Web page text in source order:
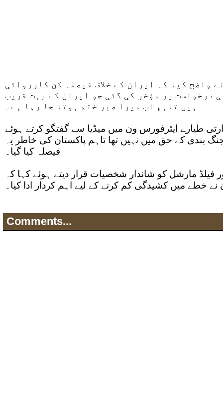
واضح کیا کہ ایران کے خلاف فیصلہ کن کارروائی
درخواست پر مؤخر کی گئی جو ایران کے بہت قریب
ہیں تاہم اب میرا صبر ختم ہوتا جا رہا ہے۔
طیارے ایئرفورس ون میں میڈیا سے گفتگو کرتے ہوئے
بندی کے حق میں نہیں تھا تاہم پاکستان کی خاطر یہ
فیصلہ کیا گیا۔
فیلڈ مارشل کو شاندار شخصیات قرار دیتے ہوئے کہا کہ
نے خطے میں کشیدگی کم کرنے کے لیے اہم کردار ادا کیا۔
Comments...